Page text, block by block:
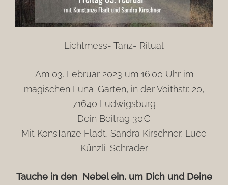
Lichtmess- Tanz- Ritual
Am 03. Februar 2023 um 16.00 Uhr im
magischen Luna-Garten, in der Voithstr. 20,
71640 Ludwigsburg
Dein Beitrag 30€
Mit KonsTanze Fladt, Sandra Kirschner, Luce
Künzli-Schrader
Tauche in den Nebel ein, um Dich und Deine